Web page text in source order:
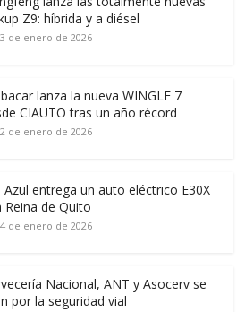
Z9: híbrida y a diésel
de enero de 2026
lanza la nueva WINGLE 7
CIAUTO tras un año récord
de enero de 2026
Azul entrega un auto eléctrico E30X
Reina de Quito
de enero de 2026
Nacional, ANT y Asocerv se
por la seguridad vial